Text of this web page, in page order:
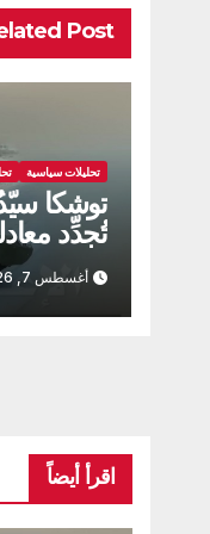
Post
تحليلات سياسية
توشكا
تُجدِّد
أغسطس 7, 2026
اقرأ أيضاً